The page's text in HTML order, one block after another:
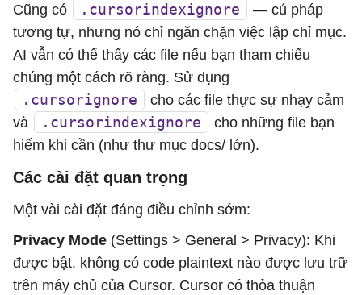
Cũng có
.cursorindexignore
— cú pháp
tương tự, nhưng nó chỉ ngăn chặn việc lập chỉ mục.
AI vẫn có thể thấy các file nếu bạn tham chiếu
chúng một cách rõ ràng. Sử dụng
.cursorignore
cho các file thực sự nhạy cảm
và
.cursorindexignore
cho những file bạn
hiếm khi cần (như thư mục docs/ lớn).
Các cài đặt quan trọng
Một vài cài đặt đáng điều chỉnh sớm:
Privacy Mode (Settings > General > Privacy): Khi
được bật, không có code plaintext nào được lưu trữ
trên máy chủ của Cursor. Cursor có thỏa thuận